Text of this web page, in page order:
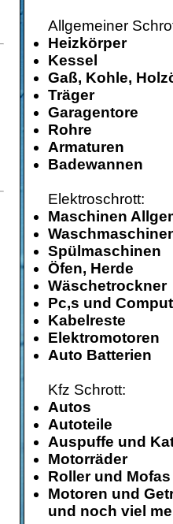
Allgemeiner
Heizkörper
Kessel
Gaß, Kohle,
Träger
Garagentore
Rohre
Armaturen
Badewannen
Elektroschrott:
Maschinen
Spülmaschinen
Öfen, Herde
Wäschetrockner
Pc,s und
Kabelreste
Elektromotoren
Auto Batterien
Kfz Schrott:
Autos
Autoteile
Auspuffe und
Motorräder
Roller und Mofas
Motoren und
und noch viel